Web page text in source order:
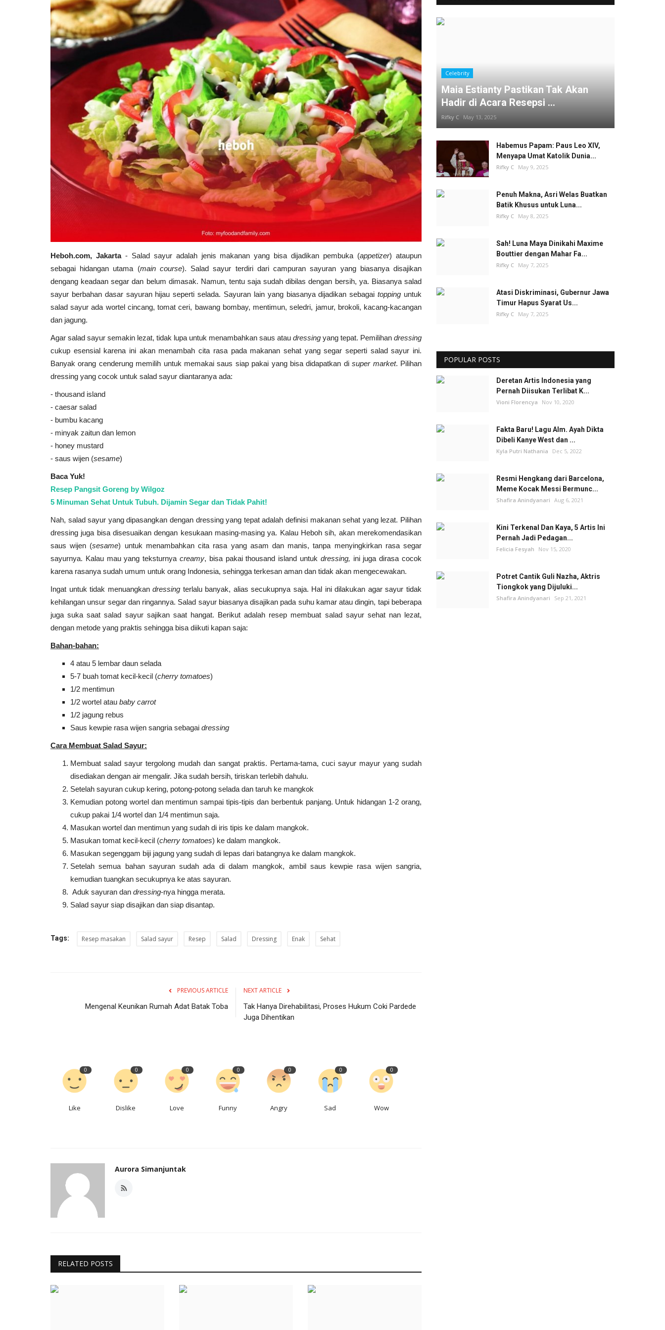
Heboh.com, Jakarta- Salad sayur adalah jenis makanan yang bisa dijadikan pembuka (appetizer) ataupun
sebagai hidangan utama (main course). Salad sayur terdiri dari campuran sayuran yang biasanya disajikan
dengang keadaan segar dan belum dimasak. Namun, tentu saja sudah dibilas dengan bersih, ya. Biasanya salad
sayur berbahan dasar sayuran hijau seperti selada. Sayuran lain yang biasanya dijadikan sebagaitopping untuk
salad sayur ada wortel cincang, tomat ceri, bawang bombay, mentimun, seledri, jamur, brokoli, kacang-kacangan
dan jagung.
Agar salad sayur semakin lezat, tidak lupa untuk menambahkan saus atau dressing yang tepat. Pemilihan dressing
cukup esensial karena ini akan menambah cita rasa pada makanan sehat yang segar seperti salad sayur ini.
Banyak orang cenderung memilih untuk memakai saus siap pakai yang bisa didapatkan disuper market. Pilihan
dressing yang cocok untuk salad sayur diantaranya ada:
- thousand island
- caesar salad
- bumbu kacang
- minyak zaitun dan lemon
- honey mustard
- saus wijen (sesame)
Baca Yuk!
Resep Pangsit Goreng by Wilgoz
5 Minuman Sehat Untuk Tubuh. Dijamin Segar dan Tidak Pahit!
Nah, salad sayur yang dipasangkan dengan dressing yang tepat adalah definisi makanan sehat yang lezat. Pilihan
dressing juga bisa disesuaikan dengan kesukaan masing-masing ya. Kalau Heboh sih, akan merekomendasikan
saus wijen (sesame) untuk menambahkan cita rasa yang asam dan manis, tanpa menyingkirkan rasa segar
sayurnya. Kalau mau yang teksturnya creamy, bisa pakai thousand island untuk dressing, ini juga dirasa cocok
karena rasanya sudah umum untuk orang Indonesia, sehingga terkesan aman dan tidak akan mengecewakan.
Ingat untuk tidak menuangkandressing terlalu banyak, alias secukupnya saja. Hal ini dilakukan agar sayur tidak
kehilangan unsur segar dan ringannya. Salad sayur biasanya disajikan pada suhu kamar atau dingin, tapi beberapa
juga suka saat salad sayur sajikan saat hangat. Berikut adalah resep membuat salad sayur sehat nan lezat,
dengan metode yang praktis sehingga bisa diikuti kapan saja:
Bahan-bahan:
4 atau 5 lembar daun selada
5-7 buah tomat kecil-kecil (cherry tomatoes)
1/2 mentimun
1/2 wortel atau baby carrot
1/2 jagung rebus
Saus kewpie rasa wijen sangria sebagai dressing
Cara Membuat Salad Sayur:
Membuat salad sayur tergolong mudah dan sangat praktis. Pertama-tama, cuci sayur mayur yang sudah
disediakan dengan air mengalir. Jika sudah bersih, tiriskan terlebih dahulu.
Setelah sayuran cukup kering, potong-potong selada dan taruh ke mangkok
Kemudian potong wortel dan mentimun sampai tipis-tipis dan berbentuk panjang. Untuk hidangan 1-2 orang,
cukup pakai 1/4 wortel dan 1/4 mentimun saja.
Masukan wortel dan mentimun yang sudah di iris tipis ke dalam mangkok.
Masukan tomat kecil-kecil (cherry tomatoes) ke dalam mangkok.
Masukan segenggam biji jagung yang sudah di lepas dari batangnya ke dalam mangkok.
Setelah semua bahan sayuran sudah ada di dalam mangkok, ambil saus kewpie rasa wijen sangria,
kemudian tuangkan secukupnya ke atas sayuran.
Aduk sayuran dan dressing-nya hingga merata.
Salad sayur siap disajikan dan siap disantap.
Tags: Resep masakan Salad sayur Resep Salad Dressing Enak Sehat
PREVIOUS ARTICLE
Mengenal Keunikan Rumah Adat Batak Toba
NEXT ARTICLE
Tak Hanya Direhabilitasi, Proses Hukum Coki Pardede
Juga Dihentikan
0
Like
0
Dislike
0
Love
0
Funny
0
Angry
0
Sad
0
Wow
Aurora Simanjuntak
RELATED POSTS
Celebrity
Maia Estianty Pastikan Tak Akan
Hadir di Acara Resepsi ...
Rifky C May 13, 2025
Habemus Papam: Paus Leo XIV,
Menyapa Umat Katolik Dunia...
Rifky C May 9, 2025
Penuh Makna, Asri Welas Buatkan
Batik Khusus untuk Luna...
Rifky C May 8, 2025
Sah! Luna Maya Dinikahi Maxime
Bouttier dengan Mahar Fa...
Rifky C May 7, 2025
Atasi Diskriminasi, Gubernur Jawa
Timur Hapus Syarat Us...
Rifky C May 7, 2025
POPULAR POSTS
Deretan Artis Indonesia yang
Pernah Diisukan Terlibat K...
Vioni Florencya Nov 10, 2020
Fakta Baru! Lagu Alm. Ayah Dikta
Dibeli Kanye West dan ...
Kyla Putri Nathania Dec 5, 2022
Resmi Hengkang dari Barcelona,
Meme Kocak Messi Bermunc...
Shafira Anindyanari Aug 6, 2021
Kini Terkenal Dan Kaya, 5 Artis Ini
Pernah Jadi Pedagan...
Felicia Fesyah Nov 15, 2020
Potret Cantik Guli Nazha, Aktris
Tiongkok yang Dijuluki...
Shafira Anindyanari Sep 21, 2021